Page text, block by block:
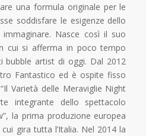
una formula originale per le
soddisfare le esigenze dello
Nasce così il suo
cui si afferma in poco tempo
bubble artist di oggi. Dal 2012
Fantastico ed è ospite fisso
Varietà delle Meraviglie Night
integrante dello spettacolo
la prima produzione europea
gira tutta l’Italia. Nel 2014 la